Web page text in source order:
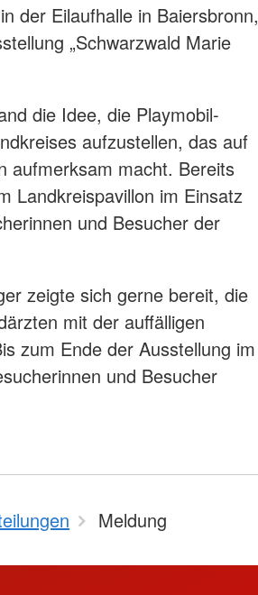
der Eilaufhalle in Baiersbronn,
„Schwarzwald Marie
die Idee, die Playmobil-
aufzustellen, das auf
aufmerksam macht. Bereits
Landkreispavillon im Einsatz
und Besucher der
zeigte sich gerne bereit, die
mit der auffälligen
zum Ende der Ausstellung im
und Besucher
Meldung